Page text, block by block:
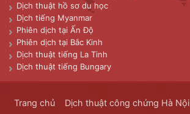
Dịch thuật hồ sơ du học
Dịch tiếng Myanmar
Phiên dịch tại Ấn Độ
Phiên dịch tại Bắc Kinh
Dịch thuật tiếng La Tinh
Dịch thuật tiếng Bungary
Trang chủ Dịch thuật công chứng Hà Nội